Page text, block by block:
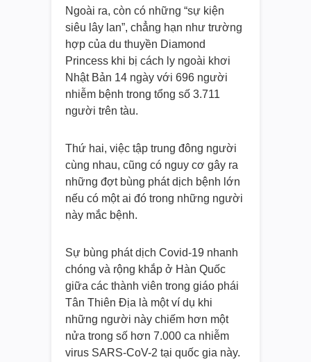
Ngoài ra, còn có những “sự kiện
siêu lây lan”, chẳng hạn như trường
hợp của du thuyền Diamond
Princess khi bị cách ly ngoài khơi
Nhật Bản 14 ngày với 696 người
nhiễm bệnh trong tổng số 3.711
người trên tàu.
Thứ hai, việc tập trung đông người
cùng nhau, cũng có nguy cơ gây ra
những đợt bùng phát dịch bệnh lớn
nếu có một ai đó trong những người
này mắc bệnh.
Sự bùng phát dịch Covid-19 nhanh
chóng và rộng khắp ở Hàn Quốc
giữa các thành viên trong giáo phái
Tân Thiên Địa là một ví dụ khi
những người này chiếm hơn một
nửa trong số hơn 7.000 ca nhiễm
virus SARS-CoV-2 tại quốc gia này.